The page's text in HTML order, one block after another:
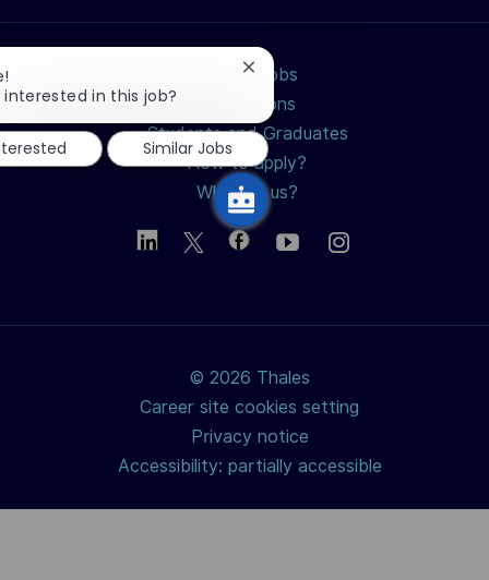
Search jobs
Professions
Students and Graduates
How to apply?
Why join us?
© 2026 Thales
Career site cookies setting
Privacy notice
Accessibility: partially accessible
interested in this job?
Close
notification
Similar Jobs